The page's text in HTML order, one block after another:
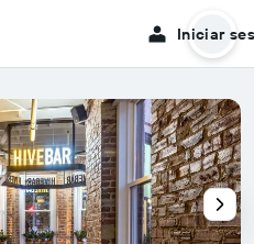
Iniciar